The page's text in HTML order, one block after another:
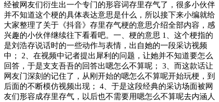
经被网友们衍生出一个专门的形容词存里存气了，很多小伙伴
并不知道这个梗的具体表达意思是什么，所以接下来小编就给
大家整理了关于《抖音》存里存气梗的意思介绍全部内容，感
兴趣的小伙伴继续往下看看吧。一、梗的意思 1、这个梗指的
是刘浩存说话时的一些动作与表情，出自她的一段采访视频
中； 2、在视频中记者提出犀利的问题，让她并不知道要怎么
回答，于是支支吾吾的回答出嗯怎么不算呢； 3、而这款话让
网友门深刻的记住了，从刚开始的嗯怎么不算呢开始玩梗，到
后面的不断模仿视频出现； 4、于是这段经典的采访场面被网
友们形容成存里存气，以后也不需要用嗯怎么不算呢去内涵人